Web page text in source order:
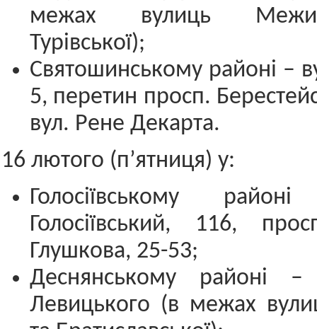
межах вулиць
Турівської);
Святошинському районі –
5, перетин просп.
вул. Рене Декарта.
16 лютого (п’ятниця) у:
Голосіївському
Голосіївський, 116,
Глушкова, 25-53;
Деснянському районі
Левицького (в межах